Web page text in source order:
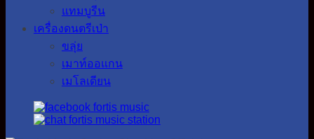
แทมบูรีน
เครื่องดนตรีเป่า
ขลุ่ย
เมาท์ออแกน
เมโลเดียน